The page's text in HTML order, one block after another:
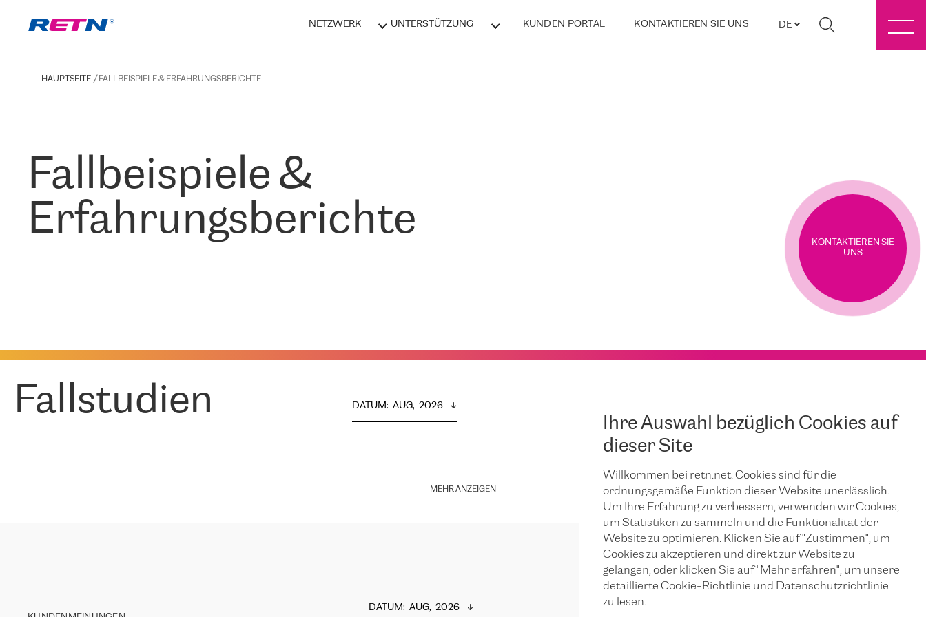
NETZWERK UNTERSTÜTZUNG KUNDEN PORTAL KONTAKTIEREN SIE UNS DE
Ihre Auswahl bezüglich Cookies auf
dieser Site
Willkommen bei retn.net. Cookies sind für die
ordnungsgemäße Funktion dieser Website unerlässlich.
Um Ihre Erfahrung zu verbessern, verwenden wir Cookies,
um Statistiken zu sammeln und die Funktionalität der
Website zu optimieren. Klicken Sie auf "Zustimmen", um
Cookies zu akzeptieren und direkt zur Website zu
gelangen, oder klicken Sie auf "Mehr erfahren", um unsere
detaillierte Cookie-Richtlinie und Datenschutzrichtlinie
zu lesen.
HAUPTSEITE FALLBEISPIELE & ERFAHRUNGSBERICHTE
Fallbeispiele &
Erfahrungsberichte
KONTAKTIEREN SIE
UNS
Fallstudien DATUM: AUG,  2026
MEHR ANZEIGEN
DATUM: AUG,  2026